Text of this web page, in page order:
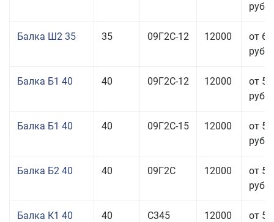
руб.
Балка Ш2 35 35 09Г2С-12 12000
от
руб.
Балка Б1 40 40 09Г2С-12 12000
от
руб.
Балка Б1 40 40 09Г2С-15 12000
от
руб.
Балка Б2 40 40 09Г2С 12000
от
руб.
Балка К1 40 40 С345 12000
от